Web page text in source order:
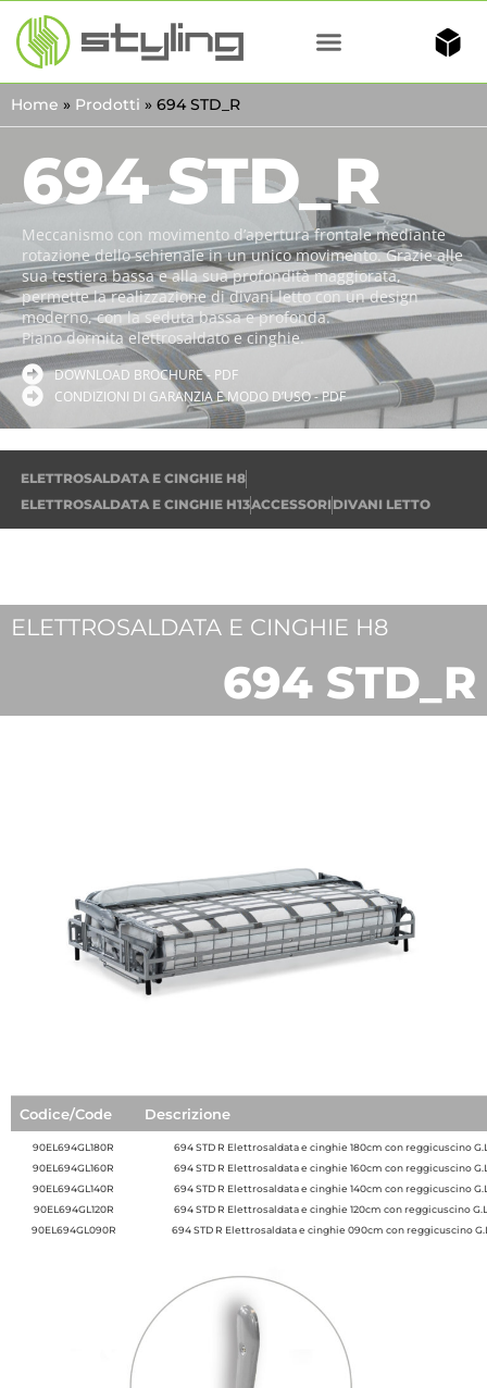
Home » Prodotti » 694 STD_R
694 STD_R
Meccanismo con movimento d’apertura frontale mediante
rotazione dello schienale in un unico movimento. Grazie alle
sua testiera bassa e alla sua profondità maggiorata,
permette la realizzazione di divani letto con un design
moderno, con la seduta bassa e profonda.
Piano dormita elettrosaldato e cinghie.
DOWNLOAD BROCHURE - PDF
CONDIZIONI DI GARANZIA E MODO D’USO - PDF
ELETTROSALDATA E CINGHIE H8
ELETTROSALDATA E CINGHIE H13ACCESSORI DIVANI LETTO
ELETTROSALDATA E CINGHIE H8
694 STD_R
Codice/Code Descrizione
90EL694GL180R
694 STD R Elettrosaldata e cinghie 180cm con reggicuscino
90EL694GL160R
694 STD R Elettrosaldata e cinghie 160cm con reggicuscino
90EL694GL140R
694 STD R Elettrosaldata e cinghie 140cm con reggicuscino
90EL694GL120R
694 STD R Elettrosaldata e cinghie 120cm con reggicuscino
90EL694GL090R
694 STD R Elettrosaldata e cinghie 090cm con reggicuscino